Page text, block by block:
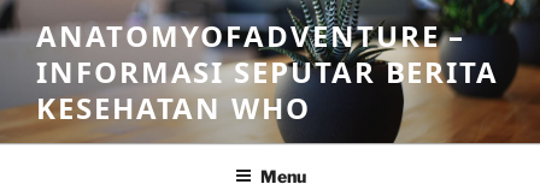
Skip
to
content
ANATOMYOFADVENTURE –
INFORMASI SEPUTAR BERITA
KESEHATAN WHO
Menu